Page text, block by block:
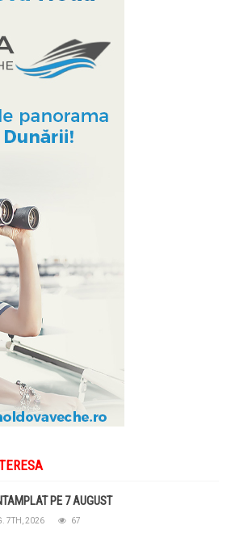
PE 7 AUGUST
7TH, 2026 67